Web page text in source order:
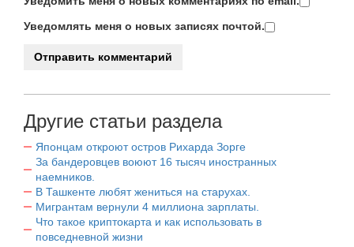
Уведомлять меня о новых записях почтой.
Другие статьи раздела
Японцам откроют остров Рихарда Зорге
За бандеровцев воюют 16 тысяч иностранных
наемников.
В Ташкенте любят жениться на старухах.
Мигрантам вернули 4 миллиона зарплаты.
Что такое криптокарта и как использовать в
повседневной жизни